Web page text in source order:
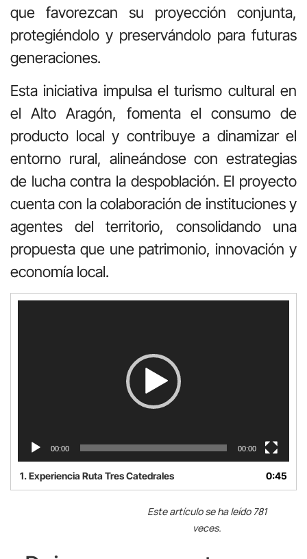
que favorezcan su proyección conjunta,
protegiéndolo y preservándolo para futuras
generaciones.
Esta iniciativa impulsa el turismo cultural en
el Alto Aragón, fomenta el consumo de
producto local y contribuye a dinamizar el
entorno rural, alineándose con estrategias
de lucha contra la despoblación. El proyecto
cuenta con la colaboración de instituciones y
agentes del territorio, consolidando una
propuesta que une patrimonio, innovación y
economía local.
00:00 00:00
1.Experiencia Ruta Tres Catedrales 0:45
Este artículo se ha leído 781
veces.